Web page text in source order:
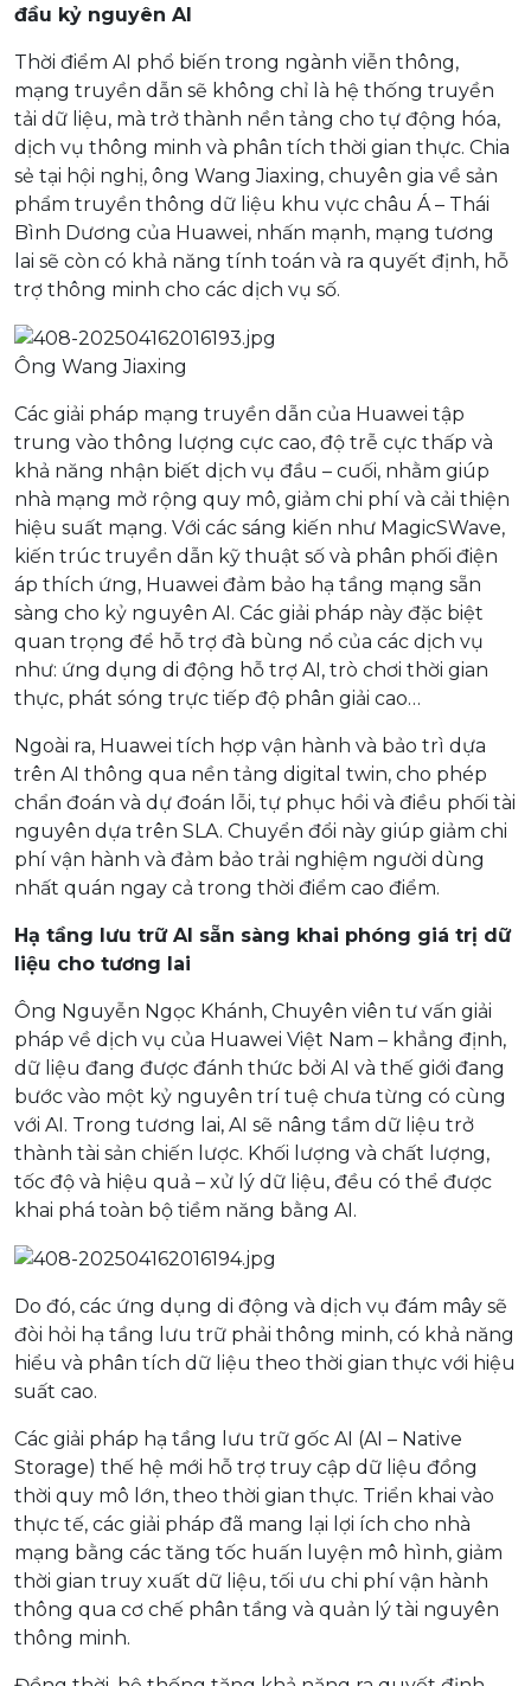
đầu kỷ nguyên AI
Thời điểm AI phổ biến trong ngành viễn thông,
mạng truyền dẫn sẽ không chỉ là hệ thống truyền
tải dữ liệu, mà trở thành nền tảng cho tự động hóa,
dịch vụ thông minh và phân tích thời gian thực. Chia
sẻ tại hội nghị, ông Wang Jiaxing, chuyên gia về sản
phẩm truyền thông dữ liệu khu vực châu Á – Thái
Bình Dương của Huawei, nhấn mạnh, mạng tương
lai sẽ còn có khả năng tính toán và ra quyết định, hỗ
trợ thông minh cho các dịch vụ số.
Ông Wang Jiaxing
Các giải pháp mạng truyền dẫn của Huawei tập
trung vào thông lượng cực cao, độ trễ cực thấp và
khả năng nhận biết dịch vụ đầu – cuối, nhằm giúp
nhà mạng mở rộng quy mô, giảm chi phí và cải thiện
hiệu suất mạng. Với các sáng kiến như MagicSWave,
kiến trúc truyền dẫn kỹ thuật số và phân phối điện
áp thích ứng, Huawei đảm bảo hạ tầng mạng sẵn
sàng cho kỷ nguyên AI. Các giải pháp này đặc biệt
quan trọng để hỗ trợ đà bùng nổ của các dịch vụ
như: ứng dụng di động hỗ trợ AI, trò chơi thời gian
thực, phát sóng trực tiếp độ phân giải cao…
Ngoài ra, Huawei tích hợp vận hành và bảo trì dựa
trên AI thông qua nền tảng digital twin, cho phép
chẩn đoán và dự đoán lỗi, tự phục hồi và điều phối tài
nguyên dựa trên SLA. Chuyển đổi này giúp giảm chi
phí vận hành và đảm bảo trải nghiệm người dùng
nhất quán ngay cả trong thời điểm cao điểm.
Hạ tầng lưu trữ AI sẵn sàng khai phóng giá trị dữ
liệu cho tương lai
Ông Nguyễn Ngọc Khánh, Chuyên viên tư vấn giải
pháp về dịch vụ của Huawei Việt Nam – khẳng định,
dữ liệu đang được đánh thức bởi AI và thế giới đang
bước vào một kỷ nguyên trí tuệ chưa từng có cùng
với AI. Trong tương lai, AI sẽ nâng tầm dữ liệu trở
thành tài sản chiến lược. Khối lượng và chất lượng,
tốc độ và hiệu quả – xử lý dữ liệu, đều có thể được
khai phá toàn bộ tiềm năng bằng AI.
Do đó, các ứng dụng di động và dịch vụ đám mây sẽ
đòi hỏi hạ tầng lưu trữ phải thông minh, có khả năng
hiểu và phân tích dữ liệu theo thời gian thực với hiệu
suất cao.
Các giải pháp hạ tầng lưu trữ gốc AI (AI – Native
Storage) thế hệ mới hỗ trợ truy cập dữ liệu đồng
thời quy mô lớn, theo thời gian thực. Triển khai vào
thực tế, các giải pháp đã mang lại lợi ích cho nhà
mạng bằng các tăng tốc huấn luyện mô hình, giảm
thời gian truy xuất dữ liệu, tối ưu chi phí vận hành
thông qua cơ chế phân tầng và quản lý tài nguyên
thông minh.